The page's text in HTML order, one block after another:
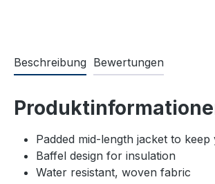
Beschreibung Bewertungen
Padded mid-length jacket to
Baffel design for insulation
Water resistant, woven fabric